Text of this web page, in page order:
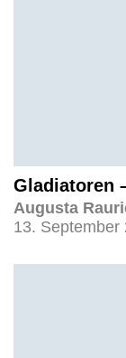
Gladiatoren
Augusta
13. September